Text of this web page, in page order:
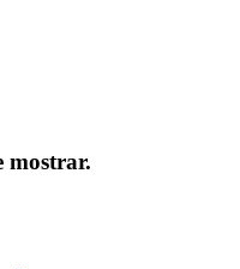
mostrar.